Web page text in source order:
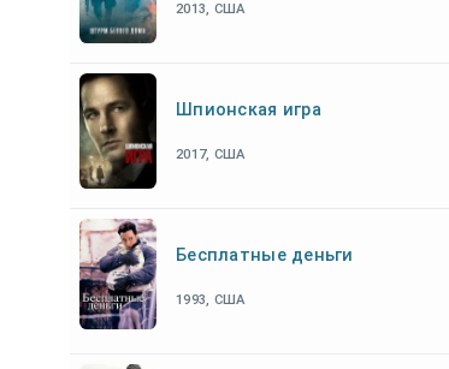
2013, США
Шпионская игра
2017, США
Бесплатные деньги
1993, США